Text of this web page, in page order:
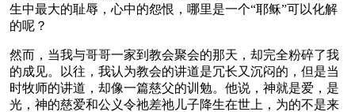
生中最大的耻辱，心中的怨恨，哪里是一个“耶稣”可以化解
的呢？
然而，当我与哥哥一家到教会聚会的那天，却完全粉碎了我
的成见。以往，我认为教会的讲道是冗长又沉闷的，但是当
时牧师的讲道，却像一篇慈父的训勉。他说，神就是爱，是
光，神的慈爱和公义令祂差祂儿子降生在世上，为的不是来